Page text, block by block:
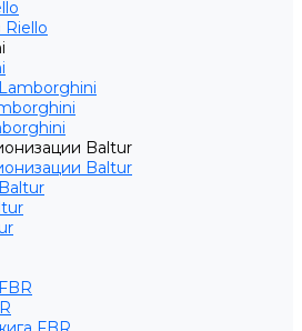
Riello
Baltur
Baltur